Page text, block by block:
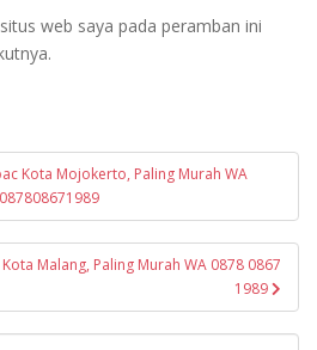
web saya pada peramban ini
Kota Mojokerto, Paling Murah WA
087808671989
Malang, Paling Murah WA 0878 0867
1989